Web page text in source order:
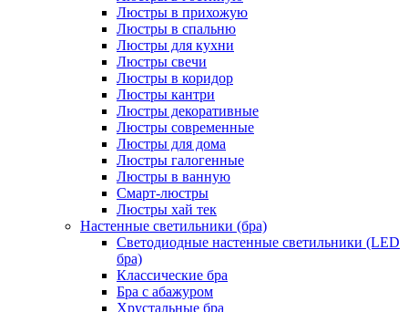
Люстры в прихожую
Люстры в спальню
Люстры для кухни
Люстры свечи
Люстры в коридор
Люстры кантри
Люстры декоративные
Люстры современные
Люстры для дома
Люстры галогенные
Люстры в ванную
Смарт-люстры
Люстры хай тек
Настенные светильники (бра)
Светодиодные настенные светильники (LED
бра)
Классические бра
Бра с абажуром
Хрустальные бра